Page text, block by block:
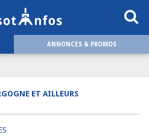
ANNONCES & PROMOS
ET AILLEURS